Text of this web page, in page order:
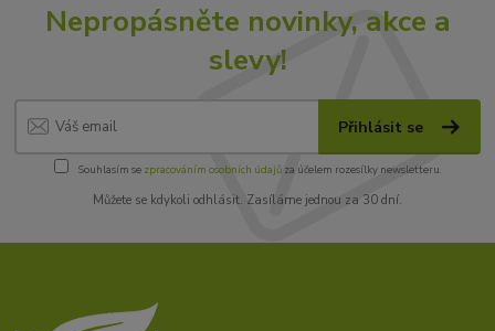
Nepropásněte novinky, akce a
slevy!
Přihlásit se
Souhlasím se zpracováním osobních údajůza účelem rozesílky newsletteru.
Můžete se kdykoli odhlásit. Zasíláme jednou za 30 dní.